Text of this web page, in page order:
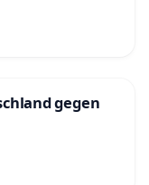
gegen